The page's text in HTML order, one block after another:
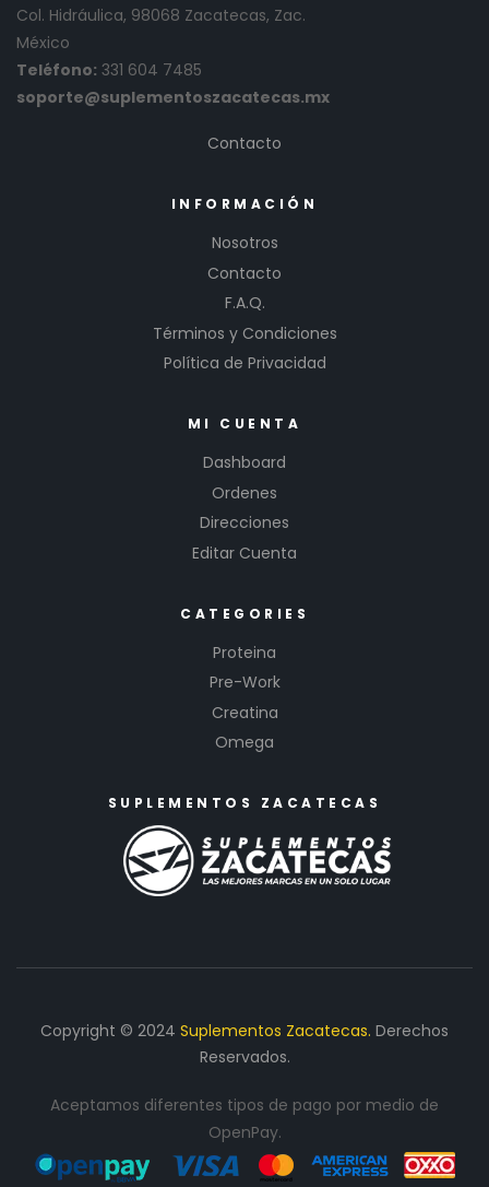
Col. Hidráulica, 98068 Zacatecas, Zac.
México
Teléfono: 331 604 7485
soporte@suplementoszacatecas.mx
Contacto
INFORMACIÓN
Nosotros
Contacto
F.A.Q.
Términos y Condiciones
Política de Privacidad
MI CUENTA
Dashboard
Ordenes
Direcciones
Editar Cuenta
CATEGORIES
Proteina
Pre-Work
Creatina
Omega
SUPLEMENTOS ZACATECAS
Copyright © 2024 Suplementos Zacatecas. Derechos
Reservados.
Aceptamos diferentes tipos de pago por medio de
OpenPay.